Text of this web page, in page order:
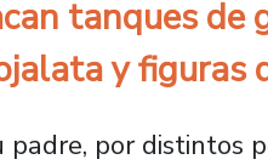
tanques de
y figuras
por distintos